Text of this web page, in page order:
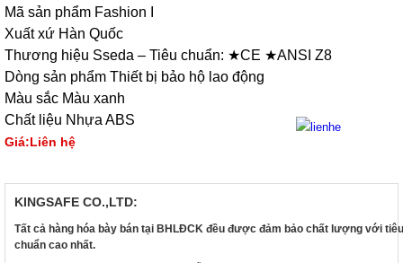
Mã sản phẩm Fashion I
Xuất xứ Hàn Quốc
Thương hiệu Sseda – Tiêu chuẩn: ★CE ★ANSI Z8
Dòng sản phẩm Thiết bị bảo hộ lao động
Màu sắc Màu xanh
Chất liệu Nhựa ABS
Giá:Liên hệ
KINGSAFE CO.,LTD:
Tất cả hàng hóa bày bán tại BHLĐCK đều được đảm bảo chất lượng với tiêu
chuẩn cao nhất.